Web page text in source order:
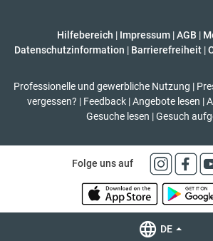
Hilfebereich | Impressum |AGB |
Datenschutzinformation | Barrierefreiheit |
Professionelle und gewerbliche Nutzung |
vergessen? | Feedback | Angebote lesen |
Gesuche lesen | Gesuch
Folge uns auf
DE